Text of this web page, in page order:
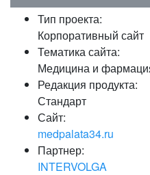
Забыли
Тип проекта:
Корпоративный сайт
Тематика сайта:
Медицина и
Редакция продукта:
Стандарт
Сайт:
medpalata34.ru
Партнер:
INTERVOLGA